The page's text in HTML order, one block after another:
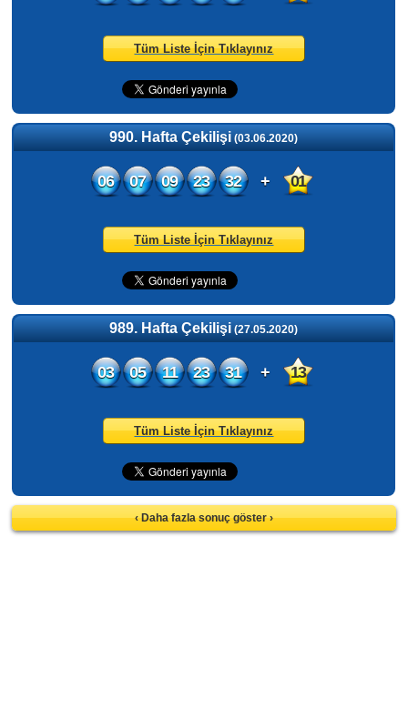
Tüm Liste İçin Tıklayınız
990. Hafta Çekilişi(03.06.2020)
06 07 09 23 32 + 01
Tüm Liste İçin Tıklayınız
989. Hafta Çekilişi(27.05.2020)
03 05 11 23 31 + 13
Tüm Liste İçin Tıklayınız
‹ Daha fazla sonuç göster ›